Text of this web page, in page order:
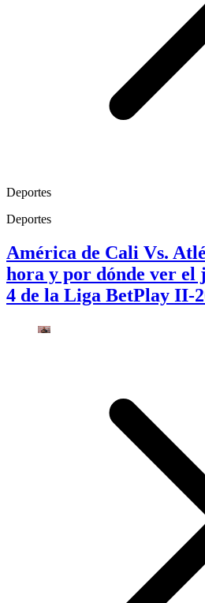
Deportes
Deportes
América de Cali Vs.
hora y por dónde ver el
4 de la Liga BetPlay II-